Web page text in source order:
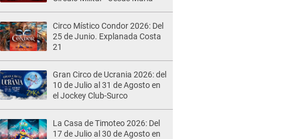
Circo Místico Condor 2026: Del
25 de Junio. Explanada Costa
21
Gran Circo de Ucrania 2026: del
10 de Julio al 31 de Agosto en
el Jockey Club-Surco
La Casa de Timoteo 2026: Del
17 de Julio al 30 de Agosto en